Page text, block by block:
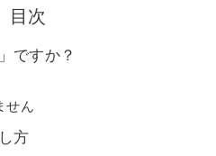
目次
ですか？
せん
方